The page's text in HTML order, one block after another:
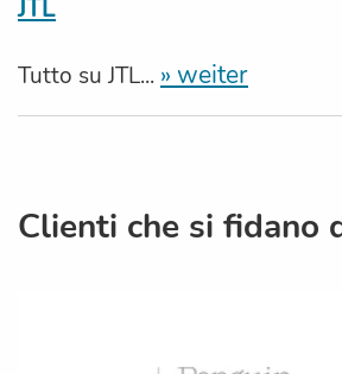
JTL
Tutto su JTL... » weiter
Clienti che si fidano